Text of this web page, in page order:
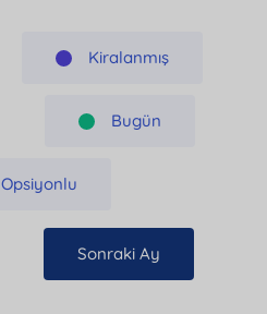
Kiralanmış
Bugün
Opsiyonlu
Sonraki Ay